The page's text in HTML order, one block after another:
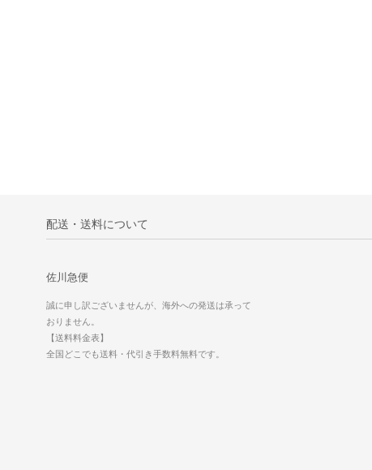
配送・送料について
佐川急便
誠に申し訳ございませんが、海外への発送は承って
おりません。
【送料料金表】
全国どこでも送料・代引き手数料無料です。